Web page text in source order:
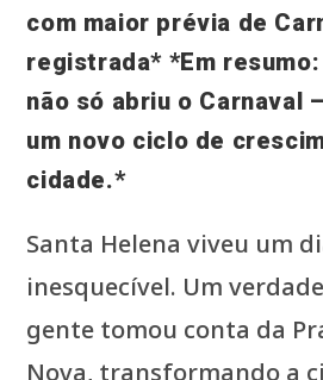
com maior prévia de
registrada* *Em
não só abriu o Carnaval
um novo ciclo de
cidade.*
Santa Helena viveu um
inesquecível. Um
gente tomou conta da
Nova, transformando a